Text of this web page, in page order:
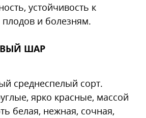
устойчивость к
и болезням.
ШАР
среднеспелый сорт.
ярко красные, массой
белая, нежная, сочная,